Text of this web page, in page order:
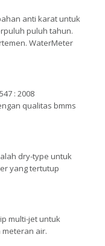
anti karat untuk
puluh tahun.
WaterMeter
: 2008
qualitas bmms
dry-type untuk
yang tertutup
multi-jet untuk
air.